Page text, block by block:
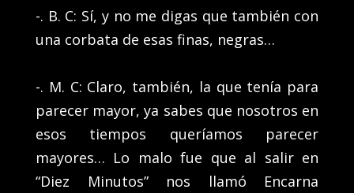
-. B. C: Sí, y no me digas que también con
una corbata de esas finas, negras…
-. M. C: Claro, también, la que tenía para
parecer mayor, ya sabes que nosotros en
esos tiempos queríamos parecer
mayores… Lo malo fue que al salir en
“Diez Minutos” nos llamó Encarna